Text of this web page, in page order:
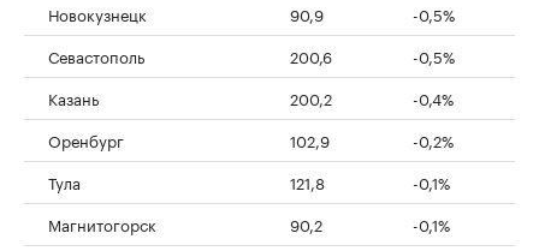
Новокузнецк
90,9
-0,5%
Севастополь
200,6
-0,5%
Казань
200,2
-0,4%
Оренбург
102,9
-0,2%
Тула
121,8
-0,1%
Магнитогорск
90,2 -0,1%